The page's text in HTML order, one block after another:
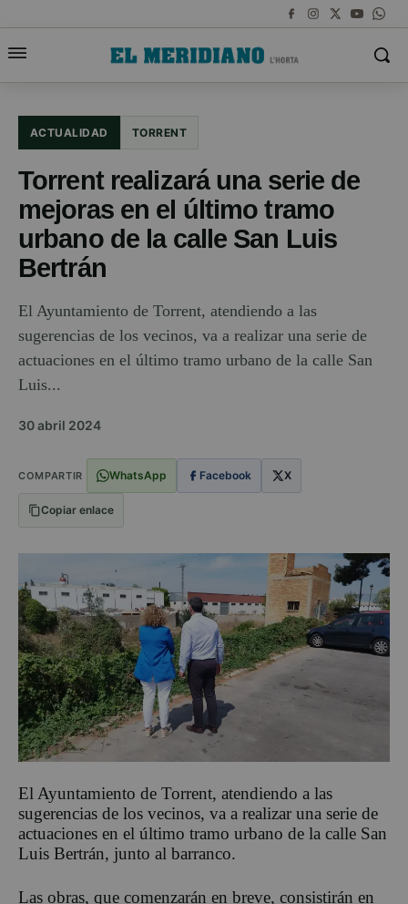
ACTUALIDAD TORRENT
Torrent realizará una serie de
mejoras en el último tramo
urbano de la calle San Luis
Bertrán
El Ayuntamiento de Torrent, atendiendo a las
sugerencias de los vecinos, va a realizar una serie de
actuaciones en el último tramo urbano de la calle San
Luis...
30 abril 2024
COMPARTIR WhatsApp Facebook X
Copiar enlace
El Ayuntamiento de Torrent, atendiendo a las
sugerencias de los vecinos, va a realizar una serie de
actuaciones en el último tramo urbano de la calle San
Luis Bertrán, junto al barranco.
Las obras, que comenzarán en breve, consistirán en